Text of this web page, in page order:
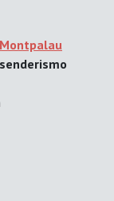
Montpalau